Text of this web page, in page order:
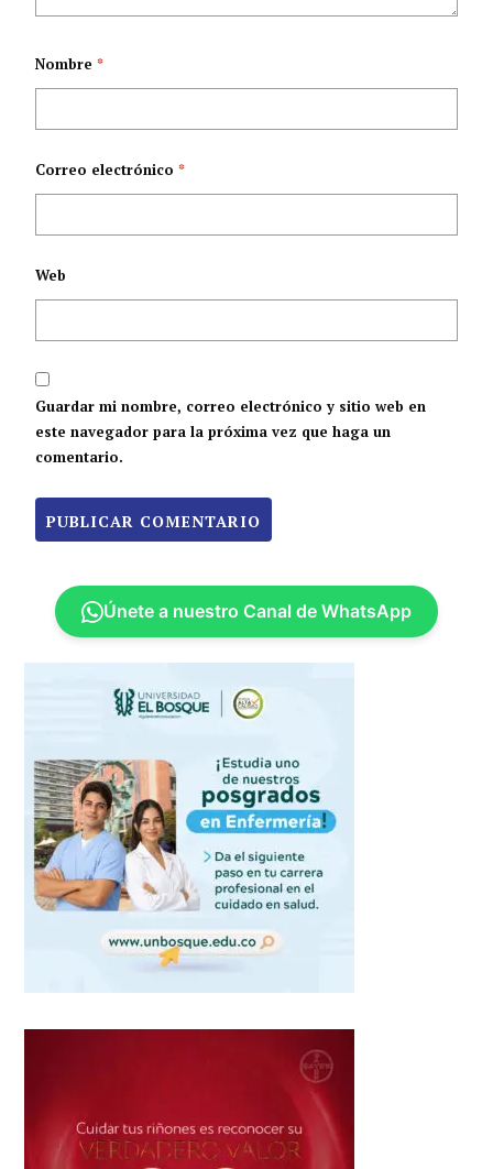
Nombre*
Correo electrónico*
Web
Guardar mi nombre, correo electrónico y sitio web en
este navegador para la próxima vez que haga un
comentario.
Únete a nuestro Canal de WhatsApp